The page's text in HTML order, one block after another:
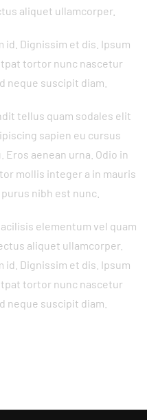
aliquet ullamcorper.
id. Dignissim et dis. Ipsum
tortor nunc nascetur
neque suscipit diam.
tellus quam sodales elit
sapien eu cursus
aenean urna. Odio in
mollis integer a in mauris
nibh est nunc.
elementum vel quam
aliquet ullamcorper.
id. Dignissim et dis. Ipsum
tortor nunc nascetur
neque suscipit diam.